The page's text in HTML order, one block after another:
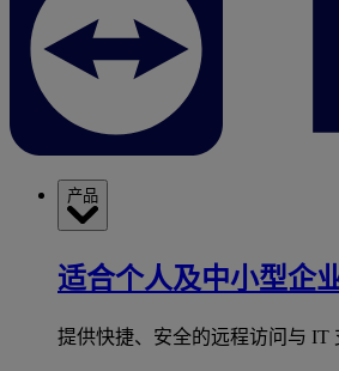
产品
适合个人及中小型企
提供快捷、安全的远程访问与 IT